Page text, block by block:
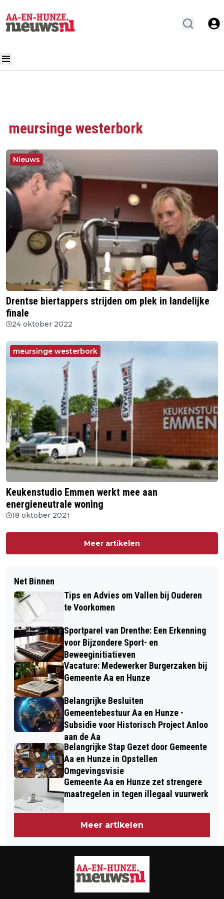
meursinge westerbork
Nieuws
Drentse biertappers strijden om plek in landelijke
finale
24 oktober 2022
meursinge westerbork
Keukenstudio Emmen werkt mee aan
energieneutrale woning
18 oktober 2021
Meer artikelen
Net Binnen
Tips en Advies om Vallen bij Ouderen
te Voorkomen
Sportparel van Drenthe: Een Erkenning
voor Bijzondere Sport- en
Beweeginitiatieven
Vacature: Medewerker Burgerzaken bij
Gemeente Aa en Hunze
Belangrijke Besluiten
Gemeentebestuur Aa en Hunze -
Subsidie voor Historisch Project Anloo
aan de Aa
Belangrijke Stap Gezet door Gemeente
Aa en Hunze in Opstellen
Omgevingsvisie
Gemeente Aa en Hunze zet strengere
maatregelen in tegen illegaal vuurwerk
Meer artikelen